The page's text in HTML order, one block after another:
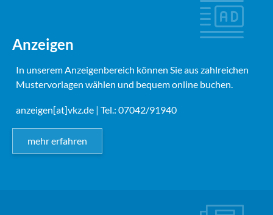
Anzeigen
In unserem Anzeigenbereich können Sie aus zahlreichen
Mustervorlagen wählen und bequem online buchen.
anzeigen[at]vkz.de | Tel.: 07042/91940
mehr erfahren